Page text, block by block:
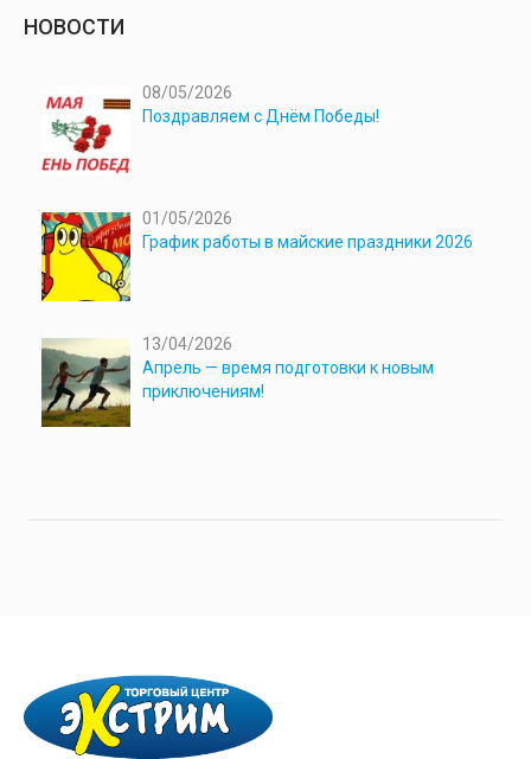
НОВОСТИ
08/05/2026
Поздравляем с Днём Победы!
01/05/2026
График работы в майские праздники 2026
13/04/2026
Апрель — время подготовки к новым
приключениям!